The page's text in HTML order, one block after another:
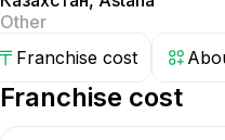
Other
Franchise cost
Franchise cost